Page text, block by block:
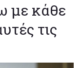
με κάθε
τις